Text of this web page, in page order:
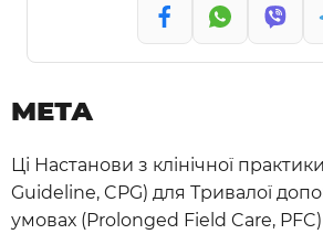
МЕТА
Ці Настанови з клінічної
Guideline, CPG) для Тривалої
умовах (Prolonged Field Care,